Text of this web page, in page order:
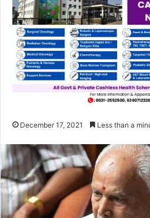
December 17, 2021 Less than a